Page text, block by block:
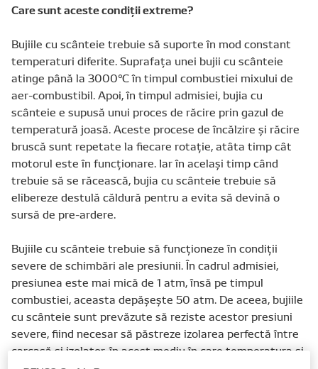
Care sunt aceste condiţii extreme?
Bujiile cu scânteie trebuie să suporte în mod constant
temperaturi diferite. Suprafaţa unei bujii cu scânteie
atinge până la 3000°C în timpul combustiei mixului de
aer-combustibil. Apoi, în timpul admisiei, bujia cu
scânteie e supusă unui proces de răcire prin gazul de
temperatură joasă. Aceste procese de încălzire şi răcire
bruscă sunt repetate la fiecare rotaţie, atâta timp cât
motorul este în funcţionare. Iar în acelaşi timp când
trebuie să se răcească, bujia cu scânteie trebuie să
elibereze destulă căldură pentru a evita să devină o
sursă de pre-ardere.
Bujiile cu scânteie trebuie să funcţioneze în condiţii
severe de schimbări ale presiunii. În cadrul admisiei,
presiunea este mai mică de 1 atm, însă pe timpul
combustiei, aceasta depăşeşte 50 atm. De aceea, bujiile
cu scânteie sunt prevăzute să reziste acestor presiuni
severe, fiind necesar să păstreze izolarea perfectă între
carcasă şi izolator, în acest mediu în care temperatura şi